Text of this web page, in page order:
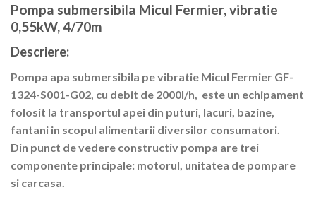
Pompa submersibila Micul Fermier, vibratie
0,55kW, 4/70m
Descriere:
Pompa apa submersibila pe vibratie Micul Fermier GF-
1324-S001-G02, cu debit de 2000l/h, este un echipament
folosit la transportul apei din puturi, lacuri, bazine,
fantani in scopul alimentarii diversilor consumatori.
Din punct de vedere constructiv pompa are trei
componente principale: motorul, unitatea de pompare
si carcasa.